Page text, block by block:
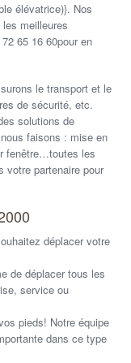
élévatrice)}. Nos
meilleures
65 16 60pour en
le transport et le
de sécurité, etc.
solutions de
faisons : mise en
fenêtre…toutes les
votre partenaire pour
déplacer votre
de déplacer tous les
service ou
pieds! Notre équipe
dans ce type